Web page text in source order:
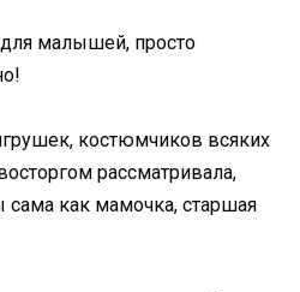
малышей, просто
костюмчиков всяких
рассматривала,
как мамочка, старшая